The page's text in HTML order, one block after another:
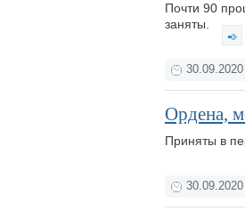
Почти 90
заняты.
30.09.2020
Ордена,
Приняты в
30.09.2020